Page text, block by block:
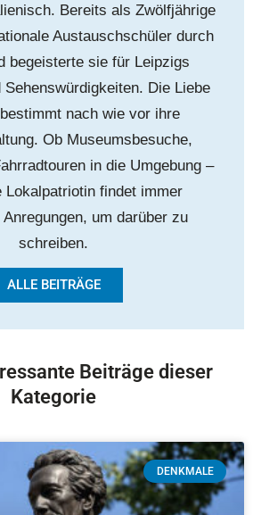
Bereits als Zwölfjährige
Austauschschüler durch
begeisterte sie für Leipzigs
Die Liebe
nach wie vor ihre
Ob Museumsbesuche,
in die Umgebung –
Lokalpatriotin findet immer
um darüber zu
schreiben.
ALLE BEITRÄGE
Beiträge dieser
Kategorie
DENKMALE